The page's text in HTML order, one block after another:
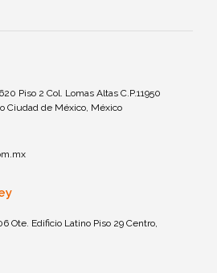
Piso 2 Col. Lomas Altas C.P.11950
Ciudad de México, México
Ote. Edificio Latino Piso 29 Centro,